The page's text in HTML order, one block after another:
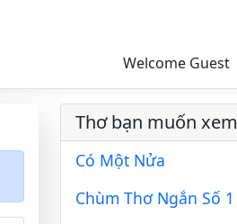
Welcome Guest
Thơ bạn muốn xem
Có Một Nửa